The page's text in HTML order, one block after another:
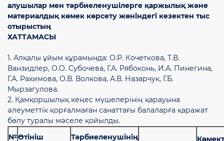
алушылар мен тәрбиеленушілерге қаржылық және
материалдық көмек көрсету жөніндегі кезектен тыс
отырыстың
ХАТТАМАСЫ
1. Алқалы ұйым құрамында: О.Р. Кочеткова, Т.В.
Ванзидлер, О.О. Субочева, Г.А. Рябоконь, И.А. Пинегина,
Г.А. Рахимова, О.В. Волкова, А.В. Назарчук, Г.Б.
Мырзагулова.
2. Қамқоршылық кеңес мүшелерінің қарауына
әлеуметтік қорғалмаған санаттағы балаларға қаражат
бөлу туралы мәселе қойылды.
№Өтініш Тәрбиеленушінің